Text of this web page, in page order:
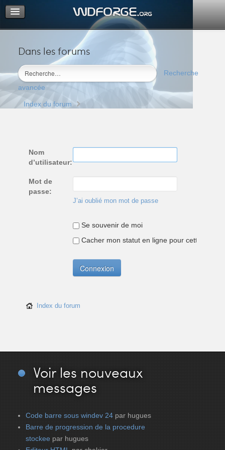
Dans les forums
Recherche
avancée
Portail
Index du forum
M’enregistrer
Connexion
Index du forum
Nom
d’utilisateur:
Mot de
passe:
J’ai oublié mon mot de passe
Se souvenir de moi
Cacher mon statut en ligne pour cette
Index du forum
Voir les nouveaux
messages
Code barre sous windev 24 par hugues
Barre de progression de la procedure
stockee par hugues